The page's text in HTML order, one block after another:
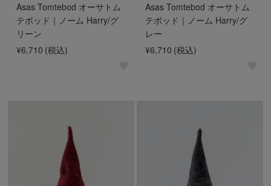
Asas Tomtebod オーサトム
テボッド｜ノーム Harry/グ
リーン
¥6,710 (税込)
Asas Tomtebod オーサトム
テボッド｜ノーム Harry/グ
レー
¥6,710 (税込)